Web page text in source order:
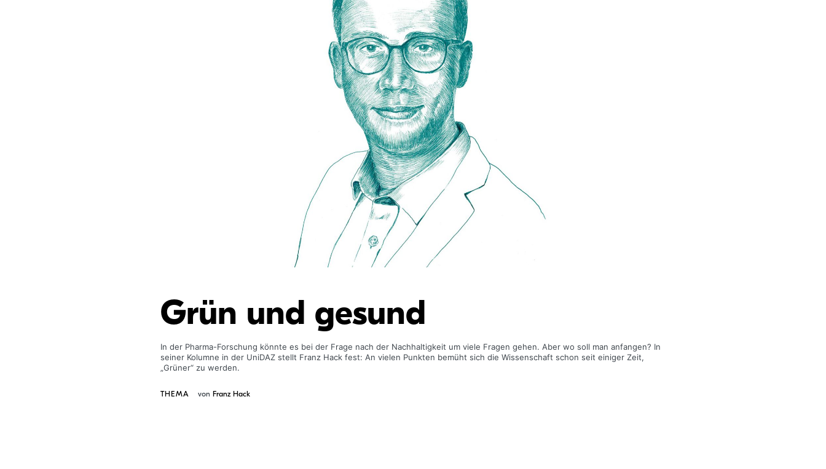
Grün und gesund
In der Pharma-Forschung könnte es bei der Frage nach der Nachhaltigkeit um viele Fragen gehen. Aber wo soll man anfangen? In
seiner Kolumne in der UniDAZ stellt Franz Hack fest: An vielen Punkten bemüht sich die Wissenschaft schon seit einiger Zeit,
„Grüner“ zu werden.
THEMA vonFranz Hack